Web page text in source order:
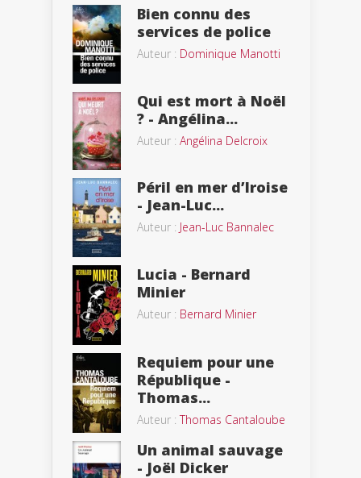
Bien connu des
services de police
Auteur : Dominique Manotti
Qui est mort à Noël
? - Angélina...
Auteur : Angélina Delcroix
Péril en mer d’Iroise
- Jean-Luc...
Auteur : Jean-Luc Bannalec
Lucia - Bernard
Minier
Auteur : Bernard Minier
Requiem pour une
République -
Thomas...
Auteur :Thomas Cantaloube
Un animal sauvage
- Joël Dicker